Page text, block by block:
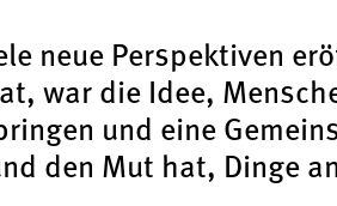
neue Perspektiven
war die Idee,
und eine
den Mut hat, Dinge